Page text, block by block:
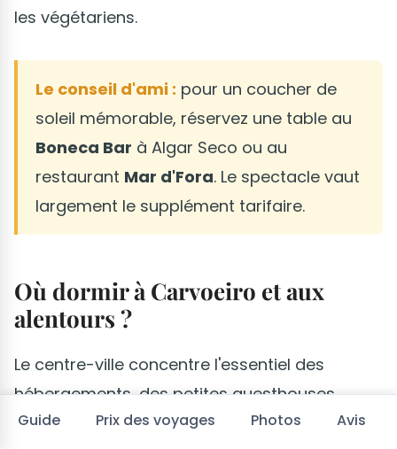
Guide Prix des voyages Photos Avis
les végétariens.
Le conseil d'ami : pour un coucher de
soleil mémorable, réservez une table au
Boneca Bar à Algar Seco ou au
restaurant Mar d'Fora. Le spectacle vaut
largement le supplément tarifaire.
Où dormir à Carvoeiro et aux
alentours ?
Le centre-ville concentre l'essentiel des
hébergements, des petites guesthouses
familiales aux complexes hôteliers plus